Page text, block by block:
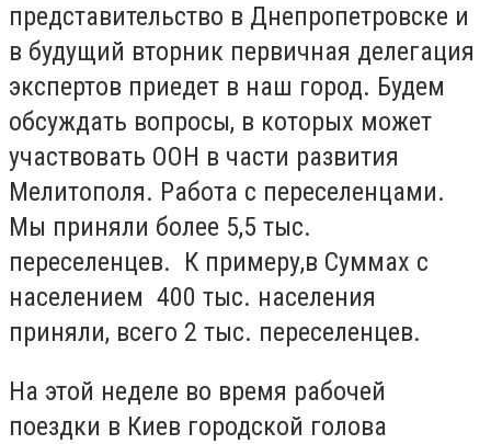
представительство в Днепропетровске и
в будущий вторник первичная делегация
экспертов приедет в наш город. Будем
обсуждать вопросы, в которых может
участвовать ООН в части развития
Мелитополя. Работа с переселенцами.
Мы приняли более 5,5 тыс.
переселенцев. К примеру,в Суммах с
населением 400 тыс. населения
приняли, всего 2 тыс. переселенцев.
На этой неделе во время рабочей
поездки в Киев городской голова